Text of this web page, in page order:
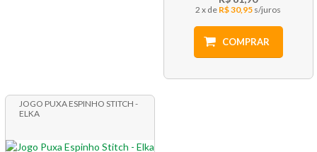
2 x R$ 30,95
COMPRAR
JOGO PUXA ESPINHO STITCH -
ELKA